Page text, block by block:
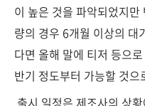
이 높은 것을 파악되었지
량의 경우 6개월 이상의 대
다면 올해 말에 티저 등으
반기 정도부터 가능할 것으
출시 일정은 제조사의 상